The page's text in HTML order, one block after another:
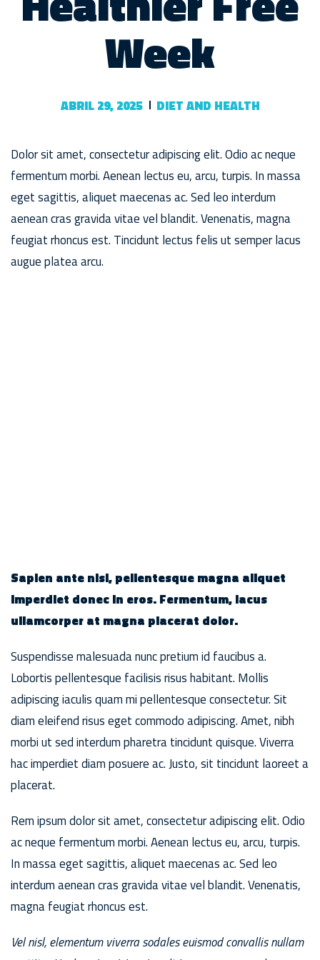
Week
ABRIL 29, 2025 DIET AND HEALTH
Dolor sit amet, consectetur adipiscing elit. Odio ac neque
fermentum morbi. Aenean lectus eu, arcu, turpis. In massa
eget sagittis, aliquet maecenas ac. Sed leo interdum
aenean cras gravida vitae vel blandit. Venenatis, magna
feugiat rhoncus est. Tincidunt lectus felis ut semper lacus
augue platea arcu.
Sapien ante nisi, pellentesque magna aliquet
imperdiet donec in eros. Fermentum, lacus
ullamcorper at magna placerat dolor.
Suspendisse malesuada nunc pretium id faucibus a.
Lobortis pellentesque facilisis risus habitant. Mollis
adipiscing iaculis quam mi pellentesque consectetur. Sit
diam eleifend risus eget commodo adipiscing. Amet, nibh
morbi ut sed interdum pharetra tincidunt quisque. Viverra
hac imperdiet diam posuere ac. Justo, sit tincidunt laoreet a
placerat.
Rem ipsum dolor sit amet, consectetur adipiscing elit. Odio
ac neque fermentum morbi. Aenean lectus eu, arcu, turpis.
In massa eget sagittis, aliquet maecenas ac. Sed leo
interdum aenean cras gravida vitae vel blandit. Venenatis,
magna feugiat rhoncus est.
Vel nisl, elementum viverra sodales euismod convallis nullam